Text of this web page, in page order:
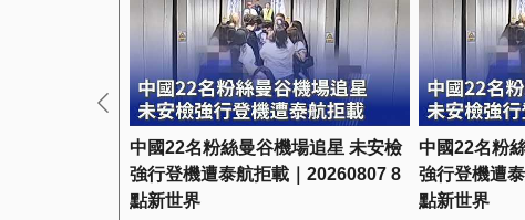
中國22名粉絲曼谷機場追星 未安檢
強行登機遭泰航拒載｜20260807 8
點新世界
中國22名粉
強行登機遭
點新世界